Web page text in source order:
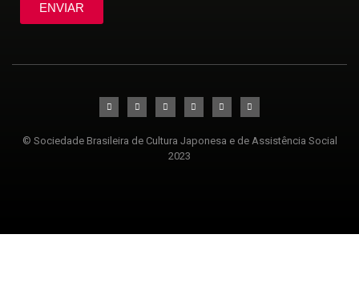
ENVIAR
© Sociedade Brasileira de Cultura Japonesa e de Assistência Social
2023